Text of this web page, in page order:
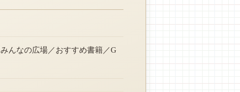
んなの広場／おすすめ書籍／G